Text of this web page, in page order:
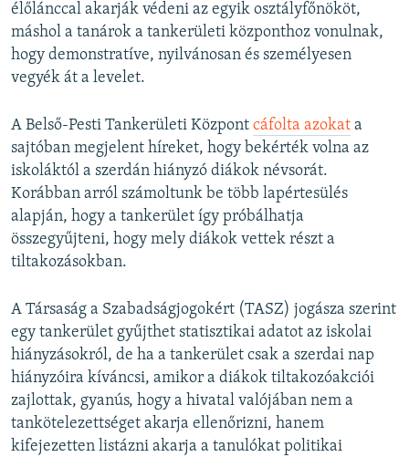
élőlánccal akarják védeni az egyik osztályfőnököt,
máshol a tanárok a tankerületi központhoz vonulnak,
hogy demonstratíve, nyilvánosan és személyesen
vegyék át a levelet.
A Belső-Pesti Tankerületi Központ cáfolta azokat a
sajtóban megjelent híreket, hogy bekérték volna az
iskoláktól a szerdán hiányzó diákok névsorát.
Korábban arról számoltunk be több lapértesülés
alapján, hogy a tankerület így próbálhatja
összegyűjteni, hogy mely diákok vettek részt a
tiltakozásokban.
A Társaság a Szabadságjogokért (TASZ) jogásza szerint
egy tankerület gyűjthet statisztikai adatot az iskolai
hiányzásokról, de ha a tankerület csak a szerdai nap
hiányzóira kíváncsi, amikor a diákok tiltakozóakciói
zajlottak, gyanús, hogy a hivatal valójában nem a
tankötelezettséget akarja ellenőrizni, hanem
kifejezetten listázni akarja a tanulókat politikai